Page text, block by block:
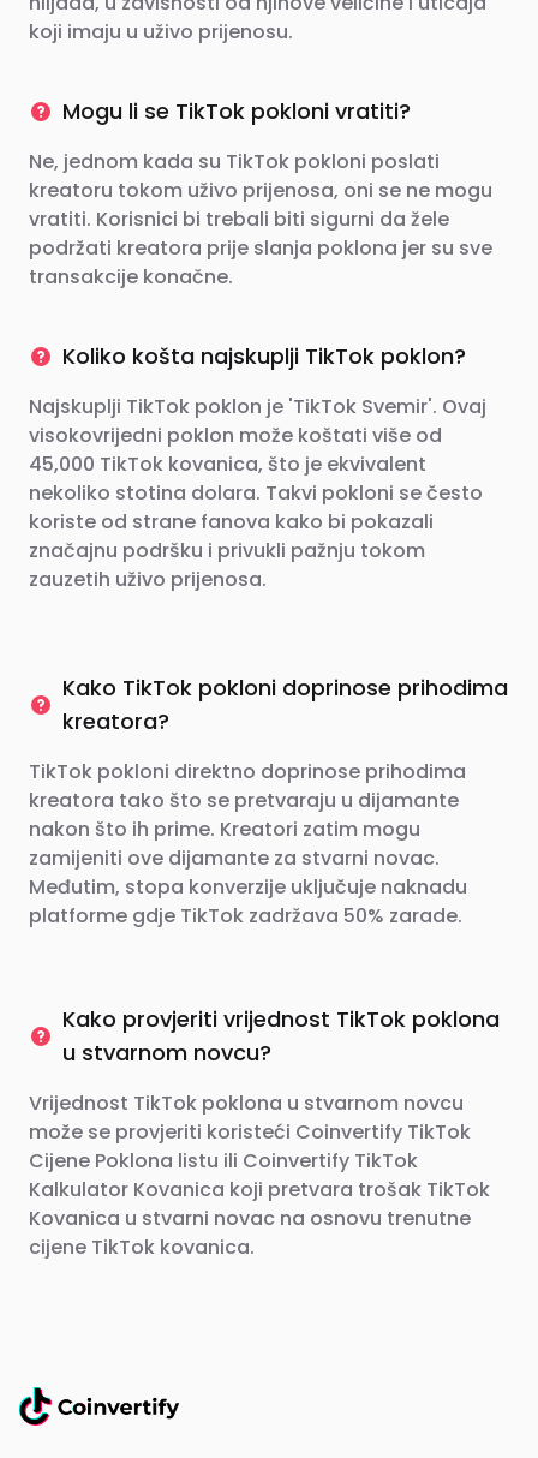
koji imaju u uživo prijenosu.
Mogu li se TikTok pokloni vratiti?
Ne, jednom kada su TikTok pokloni poslati
kreatoru tokom uživo prijenosa, oni se ne mogu
vratiti. Korisnici bi trebali biti sigurni da žele
podržati kreatora prije slanja poklona jer su sve
transakcije konačne.
Koliko košta najskuplji TikTok poklon?
Najskuplji TikTok poklon je 'TikTok Svemir'. Ovaj
visokovrijedni poklon može koštati više od
45,000 TikTok kovanica, što je ekvivalent
nekoliko stotina dolara. Takvi pokloni se često
koriste od strane fanova kako bi pokazali
značajnu podršku i privukli pažnju tokom
zauzetih uživo prijenosa.
Kako TikTok pokloni doprinose prihodima
kreatora?
TikTok pokloni direktno doprinose prihodima
kreatora tako što se pretvaraju u dijamante
nakon što ih prime. Kreatori zatim mogu
zamijeniti ove dijamante za stvarni novac.
Međutim, stopa konverzije uključuje naknadu
platforme gdje TikTok zadržava 50% zarade.
Kako provjeriti vrijednost TikTok poklona
u stvarnom novcu?
Vrijednost TikTok poklona u stvarnom novcu
može se provjeriti koristeći Coinvertify TikTok
Cijene Poklona listu ili Coinvertify TikTok
Kalkulator Kovanica koji pretvara trošak TikTok
Kovanica u stvarni novac na osnovu trenutne
cijene TikTok kovanica.